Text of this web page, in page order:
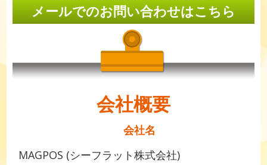
メールでのお問い合わせはこちら
会社概要
会社名
MAGPOS (シーフラット株式会社)